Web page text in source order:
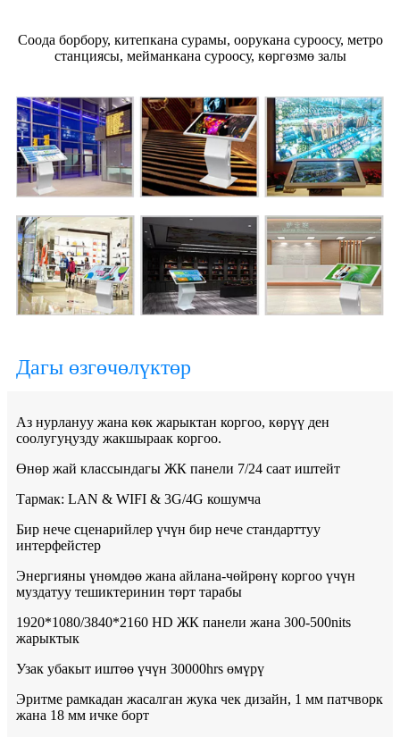
Соода борбору, китепкана сурамы, оорукана суроосу, метро
станциясы, мейманкана суроосу, көргөзмө залы
Дагы өзгөчөлүктөр
Аз нурлануу жана көк жарыктан коргоо, көрүү ден
соолугуңузду жакшыраак коргоо.
Өнөр жай классындагы ЖК панели 7/24 саат иштейт
Тармак: LAN & WIFI & 3G/4G кошумча
Бир нече сценарийлер үчүн бир нече стандарттуу
интерфейстер
Энергияны үнөмдөө жана айлана-чөйрөнү коргоо үчүн
муздатуу тешиктеринин төрт тарабы
1920*1080/3840*2160 HD ЖК панели жана 300-500nits
жарыктык
Узак убакыт иштөө үчүн 30000hrs өмүрү
Эритме рамкадан жасалган жука чек дизайн, 1 мм патчворк
жана 18 мм ичке борт